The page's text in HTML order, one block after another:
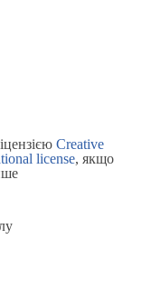
Creative
license, якщо